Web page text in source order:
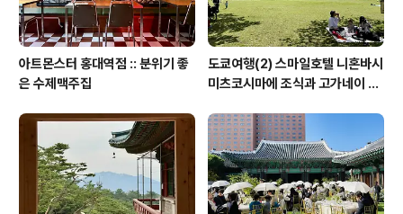
아트몬스터 홍대역점 :: 분위기 좋
은 수제맥주집
도쿄여행(2) 스마일호텔 니혼바시
미츠코시마에 조식과 고가네이 공